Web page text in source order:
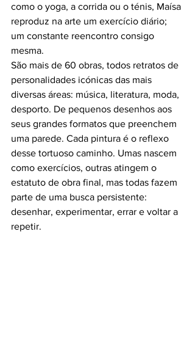
como o yoga, a corrida ou o ténis, Maísa
reproduz na arte um exercício diário;
um constante reencontro consigo
mesma.
São mais de 60 obras, todos retratos de
personalidades icónicas das mais
diversas áreas: música, literatura, moda,
desporto. De pequenos desenhos aos
seus grandes formatos que preenchem
uma parede. Cada pintura é o reflexo
desse tortuoso caminho. Umas nascem
como exercícios, outras atingem o
estatuto de obra final, mas todas fazem
parte de uma busca persistente:
desenhar, experimentar, errar e voltar a
repetir.